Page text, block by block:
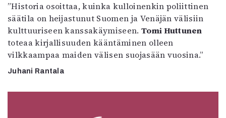
”Historia osoittaa, kuinka kulloinenkin poliittinen
säätila on heijastunut Suomen ja Venäjän välisiin
kulttuuriseen kanssakäymiseen. Tomi Huttunen
toteaa kirjallisuuden kääntäminen olleen
vilkkaampaa maiden välisen suojasään vuosina.”
Juhani Rantala